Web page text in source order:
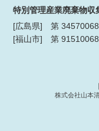
特別管理産業廃棄物収
[広島県] 第
[福山市] 第
株式会社山本